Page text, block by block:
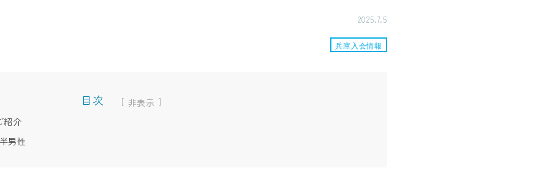
2025.7.5
兵庫入会情報
目次 [
]
紹介
男性